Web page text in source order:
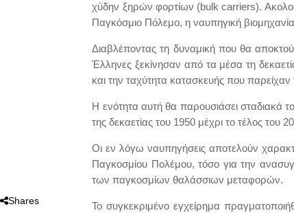
χύδην ξηρών φορτίων (bulk carriers).
Παγκόσμιο Πόλεμο, η ναυπηγική
Διαβλέποντας τη δυναμική που θα
Έλληνες ξεκίνησαν από τα μέσα τη
και την ταχύτητα κατασκευής που
Η ενότητα αυτή θα παρουσιάσει
της δεκαετίας του 1950 μέχρι το τέλος του
Oι εν λόγω ναυπηγήσεις αποτελούν
Παγκοσμίου Πολέμου, τόσο για την
των παγκοσμίων θαλάσσιων μεταφορών.
Το συγκεκριμένο εγχείρημα
Shares